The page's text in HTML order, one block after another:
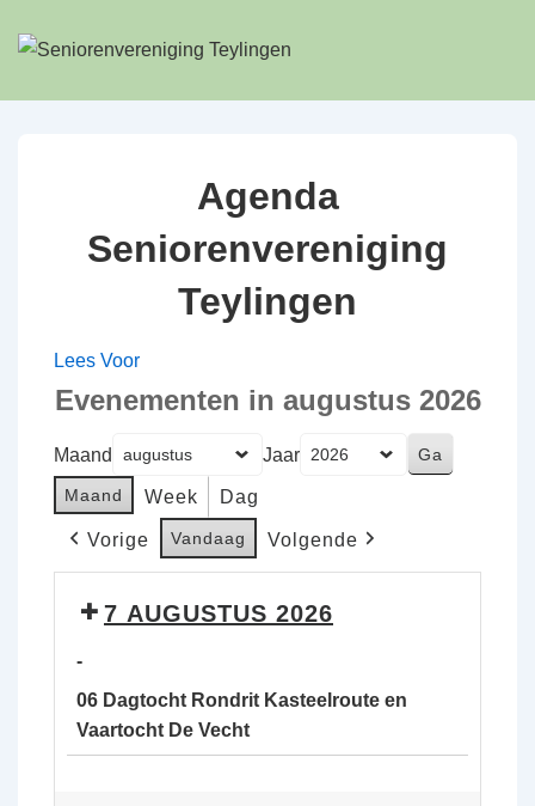
Doorgaan
Agenda
Seniorenvereniging
Teylingen
Lees Voor
Evenementen in augustus 2026
Maand Jaar
Maand Week Dag
Vorige Vandaag Volgende
7 AUGUSTUS 2026
-
06 Dagtocht Rondrit Kasteelroute en
Vaartocht De Vecht